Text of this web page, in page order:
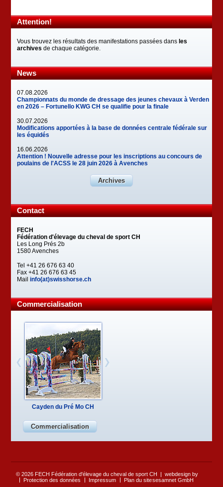
Attention!
Vous trouvez les résultats des manifestations passées dans les
archives de chaque catégorie.
News
07.08.2026
Championnats du monde de dressage des jeunes chevaux à Verden
en 2026 – Fortunello KWG CH se qualifie pour la finale
30.07.2026
Modifications apportées à la base de données centrale fédérale sur
les équidés
16.06.2026
Attention ! Nouvelle adresse pour les inscriptions au concours de
poulains de l'ACSS le 28 juin 2026 à Avenches
Archives
Contact
FECH
Fédération d'élevage du cheval de sport CH
Les Long Prés 2b
1580 Avenches
Tel +41 26 676 63 40
Fax +41 26 676 63 45
Mailinfo(at)swisshorse.ch
Commercialisation
Cayden du Pré Mo CH
Commercialisation
© 2026 FECH Fédération d'élevage du cheval de sport CH
Protection des données
Impressum Plan du site
webdesign by
sesamnet GmbH